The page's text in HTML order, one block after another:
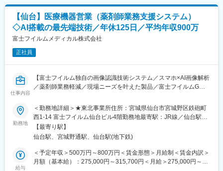
変更の範囲：会社の定める業務
・製品単価：数十万円～数百万円
・競合優位性：フクダ電子とオムロンヘルスケアの両社の商品を
販売できるのは当社のみです。血圧計、体温計のデータを飛ば
し、病院の電子カルテに表示するなど、これまでにない画期的な
提案をする事ができます。
■研修：
業界経験をお持ちでなくても、研修やOJTを通じて医療業界の知
識やスキルを身につけ、現場で活躍いただける体制が整っていま
す。具体的には半年間で独り立ちしてもらうために、入社時・50
みや製品知識を中心とし、座学と実技を交えた研修です。集合研
修の合間の期間は配属先でのOJTにてキャッチアップいただきま
す。
・転勤：エリア内で発生する可能性あり ※全国転勤はございませ
ん
【仙台】医療機器営業（薬剤師業務支援システム）
◇AI搭載の最先端技術／年休125日／平均年収900万
富士フイルムメディカル株式会社
正社員
仕事内容
【富士フイルム独自の画像認識技術システム／スマホ×AI画像解析
／薬剤師業務軽減／現場ニーズを叶えた製品／富士フイルムGの
日125日／手当・福利厚生充実】
■業務内容：
富士フイルムの画像処理技術を活かした調剤監査業務支援システ
ムのセールスを担当いただきます。
訪問先は保険調剤薬局、病院薬剤部の薬剤師・オーナー・院長・
事務長などです。その他にも代理店に対しても営業活動を行いま
勤務地
＜勤務地詳細＞★東北事業所住所：宮城県仙台市宮城野区鉄砲町
西1-14 富士フイルム仙台ビル4階勤務地最寄駅：JR線／仙台駅受
動喫煙対策：屋内全面禁煙変更の範囲：会社の定める事業所（リ
モートワーク含む）
【最寄り駅】
仙台駅、宮城野通駅、仙台駅(地下鉄)
給与
＜予定年収＞500万円～800万円＜賃金形態＞月給制＜賃金内訳＞
月額（基本給）：275,000円～315,700円＜月給＞275,000円～